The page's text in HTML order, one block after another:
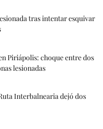
tras intentar esquivar
Piriápolis: choque entre dos
lesionadas
Interbalnearia dejó dos